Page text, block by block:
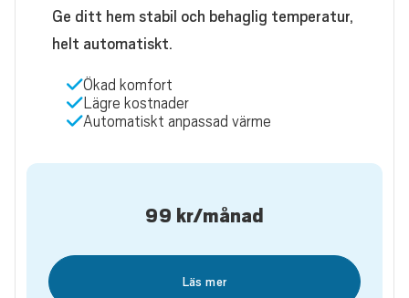
Ge ditt hem stabil och behaglig temperatur,
helt automatiskt.
Ökad komfort
Lägre kostnader
Automatiskt anpassad värme
99 kr/månad
Läs mer